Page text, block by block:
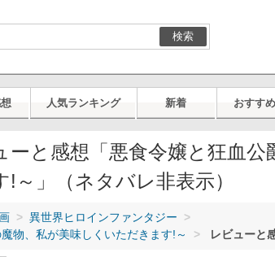
検索
人気ランキング 新着 おすす
ーと感想「悪食令嬢と狂血
!～」（ネタバレ非表示）
異世界ヒロインファンタジー
物、私が美味しくいただきます!～
レビューと